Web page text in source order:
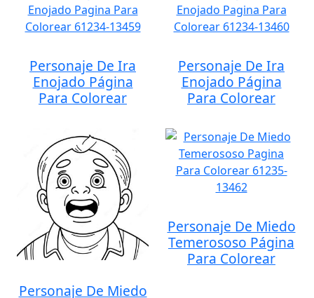
Personaje De Ira
Enojado Página
Para Colorear
Personaje De Ira
Enojado Página
Para Colorear
Personaje De Miedo
Personaje De Miedo
Temerososo Página
Para Colorear